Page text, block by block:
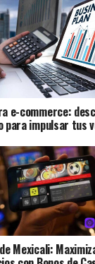
e-commerce:
para impulsar tus
Mexicali: